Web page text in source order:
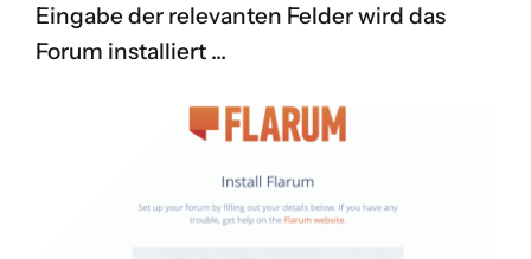
Eingabe der relevanten Felder wird das
Forum installiert …